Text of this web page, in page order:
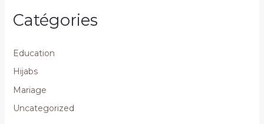
Catégories
Education
Hijabs
Mariage
Uncategorized